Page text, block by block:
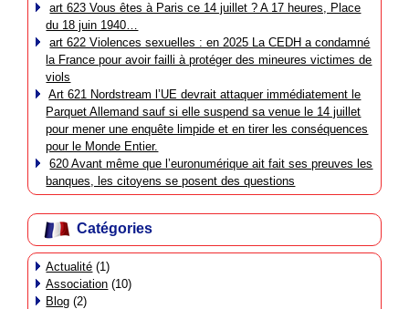
art 623 Vous êtes à Paris ce 14 juillet ? A 17 heures, Place
du 18 juin 1940…
art 622 Violences sexuelles : en 2025 La CEDH a condamné
la France pour avoir failli à protéger des mineures victimes de
viols
Art 621 Nordstream l’UE devrait attaquer immédiatement le
Parquet Allemand sauf si elle suspend sa venue le 14 juillet
pour mener une enquête limpide et en tirer les conséquences
pour le Monde Entier.
620 Avant même que l’euronumérique ait fait ses preuves les
banques, les citoyens se posent des questions
Catégories
Actualité (1)
Association (10)
Blog (2)